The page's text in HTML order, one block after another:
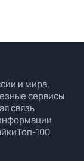
и мира,
сервисы
связь
Топ-100